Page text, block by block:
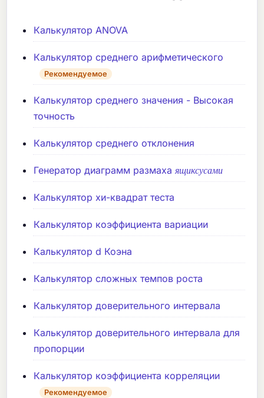
Калькулятор ANOVA
Калькулятор среднего арифметического
Рекомендуемое
Калькулятор среднего значения - Высокая
точность
Калькулятор среднего отклонения
Генератор диаграмм размахаящикс усами
Калькулятор хи-квадрат теста
Калькулятор коэффициента вариации
Калькулятор d Коэна
Калькулятор сложных темпов роста
Калькулятор доверительного интервала
Калькулятор доверительного интервала для
пропорции
Калькулятор коэффициента корреляции
Рекомендуемое